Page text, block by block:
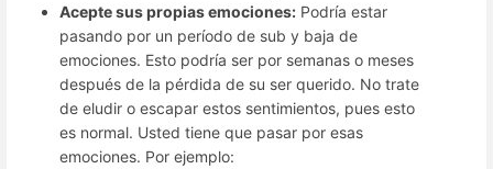
Acepte sus propias emociones: Podría estar
pasando por un período de sub y baja de
emociones. Esto podría ser por semanas o meses
después de la pérdida de su ser querido. No trate
de eludir o escapar estos sentimientos, pues esto
es normal. Usted tiene que pasar por esas
emociones. Por ejemplo: